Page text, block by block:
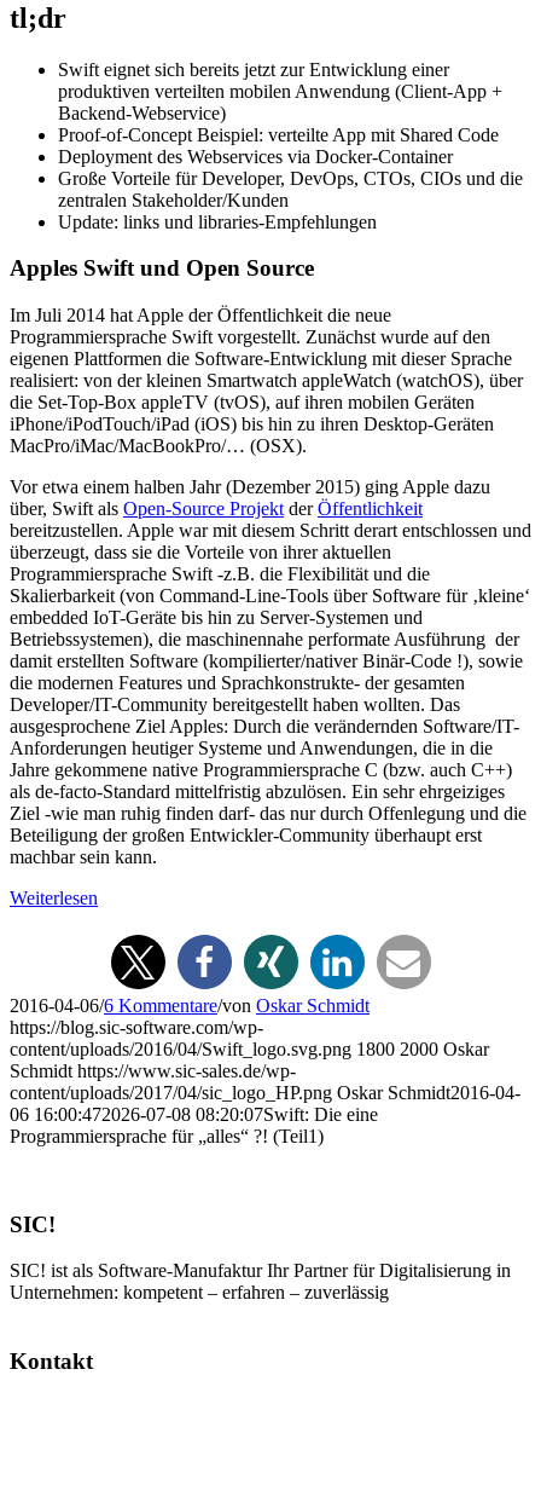
tl;dr
Swift eignet sich bereits jetzt zur Entwicklung einer
produktiven verteilten mobilen Anwendung (Client-App +
Backend-Webservice)
Proof-of-Concept Beispiel: verteilte App mit Shared Code
Deployment des Webservices via Docker-Container
Große Vorteile für Developer, DevOps, CTOs, CIOs und die
zentralen Stakeholder/Kunden
Update: links und libraries-Empfehlungen
Apples Swift und Open Source
Im Juli 2014 hat Apple der Öffentlichkeit die neue
Programmiersprache Swift vorgestellt. Zunächst wurde auf den
eigenen Plattformen die Software-Entwicklung mit dieser Sprache
realisiert: von der kleinen Smartwatch appleWatch (watchOS), über
die Set-Top-Box appleTV (tvOS), auf ihren mobilen Geräten
iPhone/iPodTouch/iPad (iOS) bis hin zu ihren Desktop-Geräten
MacPro/iMac/MacBookPro/… (OSX).
Vor etwa einem halben Jahr (Dezember 2015) ging Apple dazu
über, Swift als Open-Source Projekt derÖffentlichkeit
bereitzustellen. Apple war mit diesem Schritt derart entschlossen und
überzeugt, dass sie die Vorteile von ihrer aktuellen
Programmiersprache Swift -z.B. die Flexibilität und die
Skalierbarkeit (von Command-Line-Tools über Software für ‚kleine‘
embedded IoT-Geräte bis hin zu Server-Systemen und
Betriebssystemen), die maschinennahe performate Ausführung der
damit erstellten Software (kompilierter/nativer Binär-Code !), sowie
die modernen Features und Sprachkonstrukte- der gesamten
Developer/IT-Community bereitgestellt haben wollten. Das
ausgesprochene Ziel Apples: Durch die verändernden Software/IT-
Anforderungen heutiger Systeme und Anwendungen, die in die
Jahre gekommene native Programmiersprache C (bzw. auch C++)
als de-facto-Standard mittelfristig abzulösen. Ein sehr ehrgeiziges
Ziel -wie man ruhig finden darf- das nur durch Offenlegung und die
Beteiligung der großen Entwickler-Community überhaupt erst
machbar sein kann.
Weiterlesen
2016-04-06/6 Kommentare/von Oskar Schmidt
https://blog.sic-software.com/wp-
content/uploads/2016/04/Swift_logo.svg.png 1800 2000 Oskar
Schmidt https://www.sic-sales.de/wp-
content/uploads/2017/04/sic_logo_HP.png Oskar Schmidt2016-04-
06 16:00:472026-07-08 08:20:07Swift: Die eine
Programmiersprache für „alles“ ?! (Teil1)
SIC!
SIC! ist als Software-Manufaktur Ihr Partner für Digitalisierung in
Unternehmen: kompetent – erfahren – zuverlässig
Kontakt